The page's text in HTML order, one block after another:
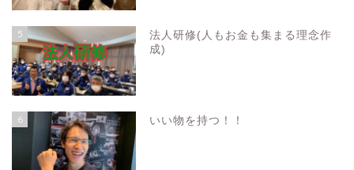
5
法人研修(人もお金も集まる理念作
成)
6 いい物を持つ！！